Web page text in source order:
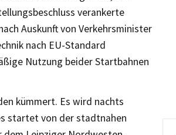
verankerte
Auskunft von Verkehrsminister
nach EU-Standard
Nutzung beider Startbahnen
kümmert. Es wird nachts
startet von der stadtnahen